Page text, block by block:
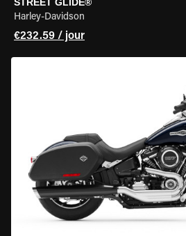
Harley-Davidson
€232.59 / jour